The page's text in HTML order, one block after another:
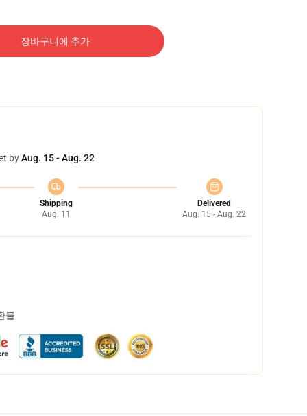
장바구니에 추가
byAug. 15 - Aug. 22
Shipping
Aug. 11
Delivered
Aug. 15 - Aug. 22
불